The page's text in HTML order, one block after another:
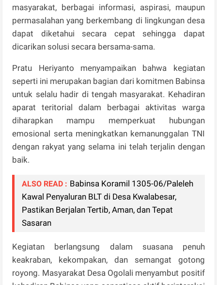
masyarakat, berbagai informasi, aspirasi, maupun
permasalahan yang berkembang di lingkungan desa
dapat diketahui secara cepat sehingga dapat
dicarikan solusi secara bersama-sama.
Pratu Heriyanto menyampaikan bahwa kegiatan
seperti ini merupakan bagian dari komitmen Babinsa
untuk selalu hadir di tengah masyarakat. Kehadiran
aparat teritorial dalam berbagai aktivitas warga
diharapkan mampu memperkuat hubungan
emosional serta meningkatkan kemanunggalan TNI
dengan rakyat yang selama ini telah terjalin dengan
baik.
ALSO READ : Babinsa Koramil 1305-06/Paleleh
Kawal Penyaluran BLT di Desa Kwalabesar,
Pastikan Berjalan Tertib, Aman, dan Tepat
Sasaran
Kegiatan berlangsung dalam suasana penuh
keakraban, kekompakan, dan semangat gotong
royong. Masyarakat Desa Ogolali menyambut positif